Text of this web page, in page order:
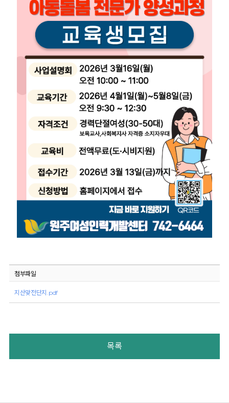
첨부파일
지산맞전단지.pdf
목록